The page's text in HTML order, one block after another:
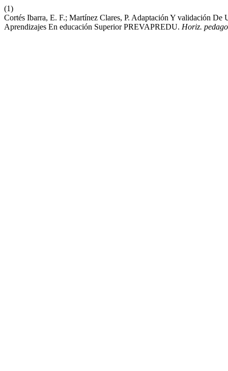
(1)
Cortés Ibarra, E. F.; Martínez Clares, P. Adaptación Y validación
Aprendizajes En educación Superior PREVAPREDU. Horiz.